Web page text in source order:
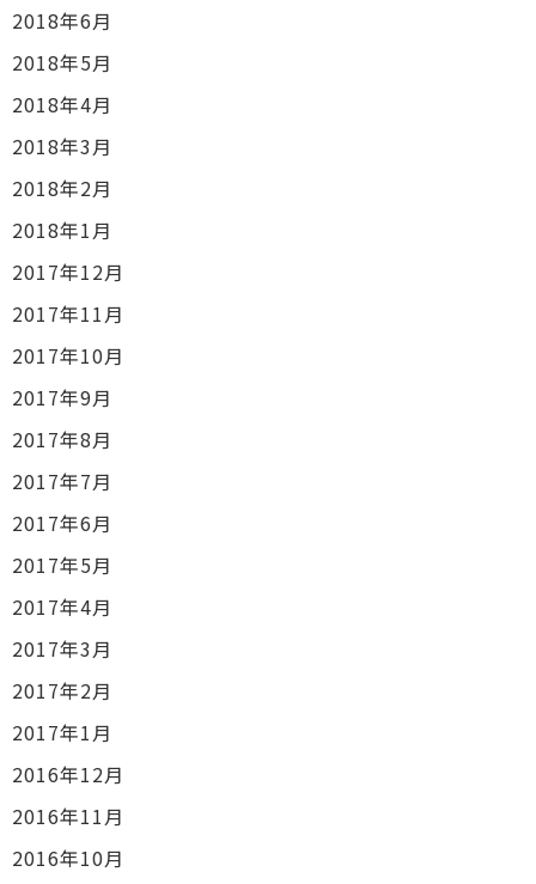
2018年6月
2018年5月
2018年4月
2018年3月
2018年2月
2018年1月
2017年12月
2017年11月
2017年10月
2017年9月
2017年8月
2017年7月
2017年6月
2017年5月
2017年4月
2017年3月
2017年2月
2017年1月
2016年12月
2016年11月
2016年10月